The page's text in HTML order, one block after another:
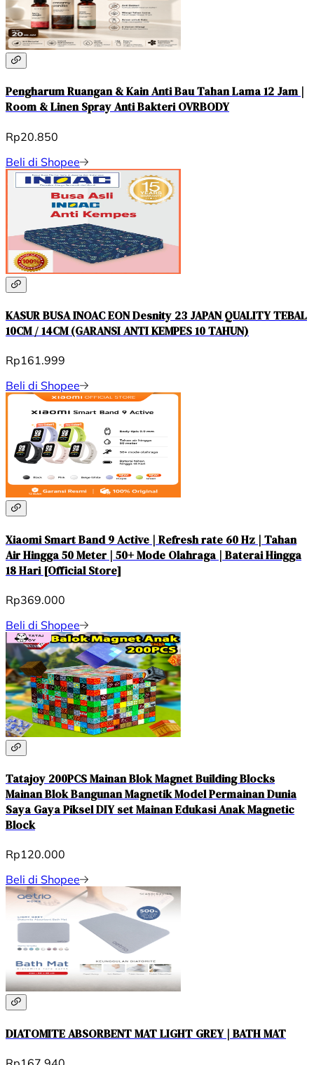
Pengharum Ruangan & Kain Anti Bau Tahan Lama 12 Jam |
Room & Linen Spray Anti Bakteri OVRBODY
Rp20.850
Beli di Shopee
KASUR BUSA INOAC EON Desnity 23 JAPAN QUALITY TEBAL
10CM / 14CM (GARANSI ANTI KEMPES 10 TAHUN)
Rp161.999
Beli di Shopee
Xiaomi Smart Band 9 Active | Refresh rate 60 Hz | Tahan
Air Hingga 50 Meter | 50+ Mode Olahraga | Baterai Hingga
18 Hari [Official Store]
Rp369.000
Beli di Shopee
Tatajoy 200PCS Mainan Blok Magnet Building Blocks
Mainan Blok Bangunan Magnetik Model Permainan Dunia
Saya Gaya Piksel DIY set Mainan Edukasi Anak Magnetic
Block
Rp120.000
Beli di Shopee
DIATOMITE ABSORBENT MAT LIGHT GREY | BATH MAT